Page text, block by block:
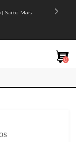
| Saiba Mais
0